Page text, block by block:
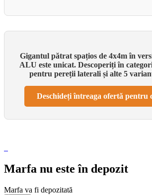
Gigantul pătrat spațios de 4x4m în
ALU este unicat. Descoperiți în
pentru pereții laterali și alte 5
Deschideți întreaga ofertă pentru
Marfa nu este în depozit
Marfa va fi depozitată